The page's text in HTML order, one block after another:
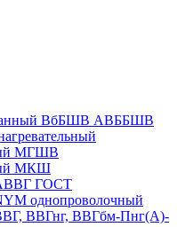
ВбБШВ АВББШВ
МГШВ
МКШ
АВВГ ГОСТ
однопроволочный
ВВГнг, ВВГбм-Пнг(А)-